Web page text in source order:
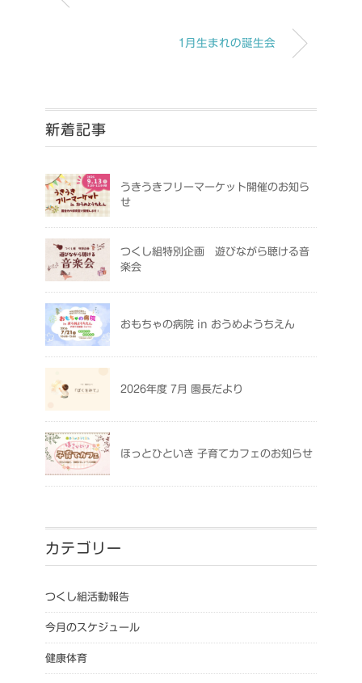
1月生まれの誕生会
新着記事
うきうきフリーマーケット開催のお知ら
せ
つくし組特別企画 遊びながら聴ける音
楽会
おもちゃの病院 in おうめようちえん
2026年度 7月 園長だより
ほっとひといき 子育てカフェのお知らせ
カテゴリー
つくし組活動報告
今月のスケジュール
健康体育